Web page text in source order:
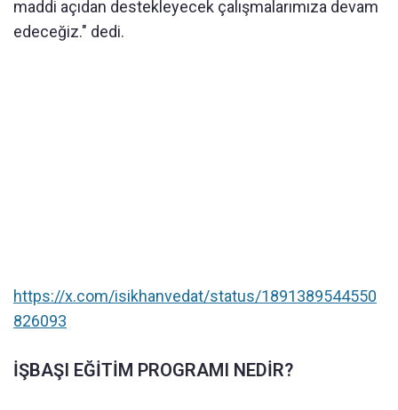
maddi açıdan destekleyecek çalışmalarımıza devam
edeceğiz." dedi.
https://x.com/isikhanvedat/status/1891389544550
826093
İŞBAŞI EĞİTİM PROGRAMI NEDİR?